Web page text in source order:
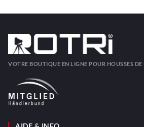
VOTRE BOUTIQUE EN LIGNE POUR HOUSSES